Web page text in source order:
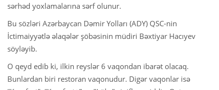
sərhəd yoxlamalarına sərf olunur.
Bu sözləri Azərbaycan Dəmir Yolları (ADY) QSC-nin
İctimaiyyətlə əlaqələr şöbəsinin müdiri Bəxtiyar Hacıyev
söyləyib.
O qeyd edib ki, ilkin reyslər 6 vaqondan ibarət olacaq.
Bunlardan biri restoran vaqonudur. Digər vaqonlar isə